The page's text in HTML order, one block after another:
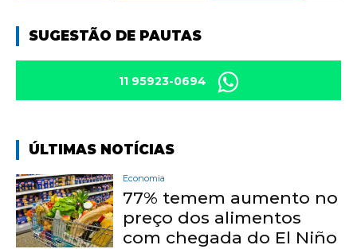
SUGESTÃO DE PAUTAS
11 95923-0694
ÚLTIMAS NOTÍCIAS
Economia
77% temem aumento no
preço dos alimentos
com chegada do El Niño